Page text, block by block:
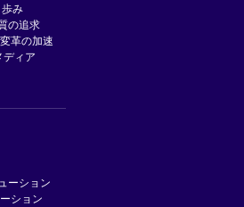
み
の追求
変革の加速
ディア
ーション
ション